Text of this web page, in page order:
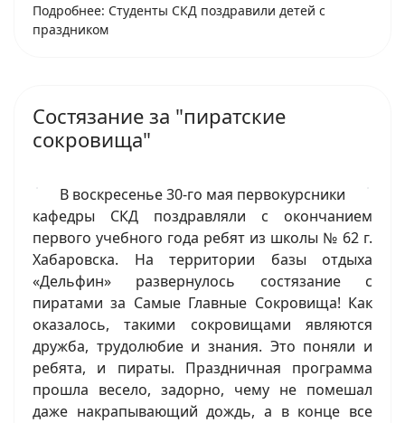
Подробнее: Студенты СКД поздравили детей с
праздником
Состязание за "пиратские
сокровища"
В воскресенье 30-го мая первокурсники
кафедры СКД поздравляли с окончанием
первого учебного года ребят из школы № 62 г.
Хабаровска. На территории базы отдыха
«Дельфин» развернулось состязание с
пиратами за Самые Главные Сокровища! Как
оказалось, такими сокровищами являются
дружба, трудолюбие и знания. Это поняли и
ребята, и пираты. Праздничная программа
прошла весело, задорно, чему не помешал
даже накрапывающий дождь, а в конце все